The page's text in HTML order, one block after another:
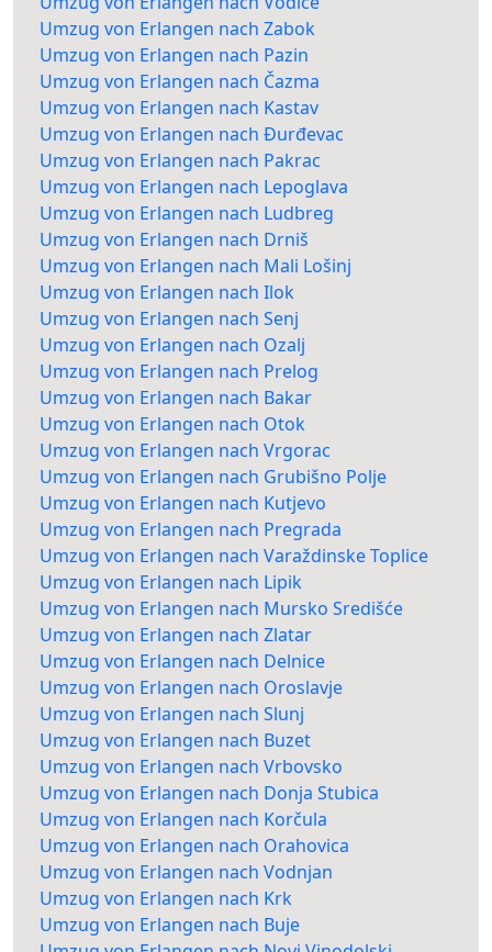
Umzug von Erlangen nach Zabok
Umzug von Erlangen nach Pazin
Umzug von Erlangen nach Čazma
Umzug von Erlangen nach Kastav
Umzug von Erlangen nach Đurđevac
Umzug von Erlangen nach Pakrac
Umzug von Erlangen nach Lepoglava
Umzug von Erlangen nach Ludbreg
Umzug von Erlangen nach Drniš
Umzug von Erlangen nach Mali Lošinj
Umzug von Erlangen nach Ilok
Umzug von Erlangen nach Senj
Umzug von Erlangen nach Ozalj
Umzug von Erlangen nach Prelog
Umzug von Erlangen nach Bakar
Umzug von Erlangen nach Otok
Umzug von Erlangen nach Vrgorac
Umzug von Erlangen nach Grubišno Polje
Umzug von Erlangen nach Kutjevo
Umzug von Erlangen nach Pregrada
Umzug von Erlangen nach Varaždinske Toplice
Umzug von Erlangen nach Lipik
Umzug von Erlangen nach Mursko Središće
Umzug von Erlangen nach Zlatar
Umzug von Erlangen nach Delnice
Umzug von Erlangen nach Oroslavje
Umzug von Erlangen nach Slunj
Umzug von Erlangen nach Buzet
Umzug von Erlangen nach Vrbovsko
Umzug von Erlangen nach Donja Stubica
Umzug von Erlangen nach Korčula
Umzug von Erlangen nach Orahovica
Umzug von Erlangen nach Vodnjan
Umzug von Erlangen nach Krk
Umzug von Erlangen nach Buje